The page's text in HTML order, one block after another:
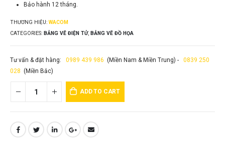
Bảo hành 12 tháng.
THƯƠNG HIỆU:WACOM
CATEGORIES: BẢNG VẼ ĐIỆN TỬ, BẢNG VẼ ĐỒ HỌA
Tư vấn & đặt hàng: 0989 439 986 (Miền Nam & Miền Trung) - 0839 250
028 (Miền Bắc)
ADD TO CART